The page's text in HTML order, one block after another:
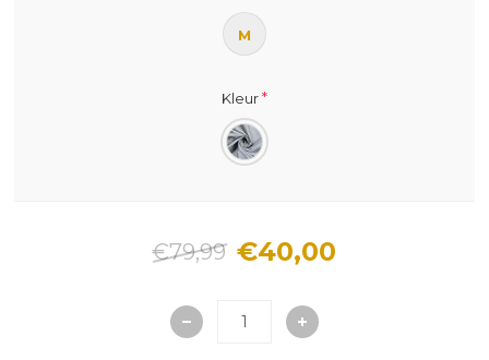
M
Kleur*
€79,99 €40,00